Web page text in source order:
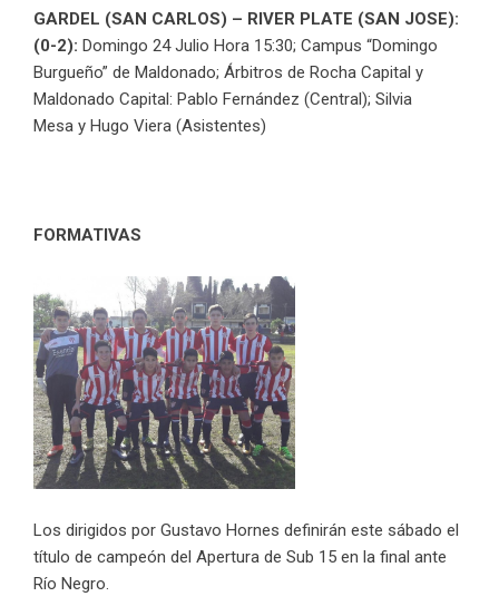
GARDEL (SAN CARLOS) – RIVER PLATE (SAN JOSE):
(0-2): Domingo 24 Julio Hora 15:30; Campus “Domingo
Burgueño” de Maldonado; Árbitros de Rocha Capital y
Maldonado Capital: Pablo Fernández (Central); Silvia
Mesa y Hugo Viera (Asistentes)
FORMATIVAS
Los dirigidos por Gustavo Hornes definirán este sábado el
título de campeón del Apertura de Sub 15 en la final ante
Río Negro.